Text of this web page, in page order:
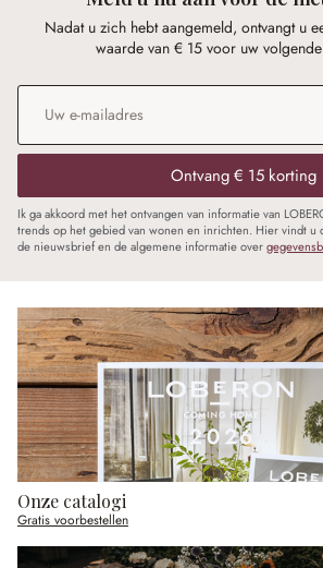
Nadat u zich hebt aangemeld, ontvangt u
waarde van € 15 voor uw
E-mailadres
Ontvang € 15 korting
Ik ga akkoord met het ontvangen van informatie van
trends op het gebied van wonen en inrichten. Hier vindt u
de nieuwsbrief en de algemene informatie over
Onze catalogi
Gratis voorbestellen